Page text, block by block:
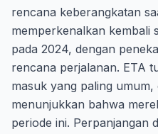
rencana keberangkatan
memperkenalkan kembali
pada 2024, dengan
rencana perjalanan. ETA
masuk yang paling
menunjukkan bahwa
periode ini. Perpanjangan